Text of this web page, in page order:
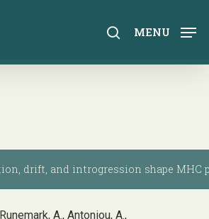
search
MENU
drift, and introgression shape
A., Antoniou, A.,